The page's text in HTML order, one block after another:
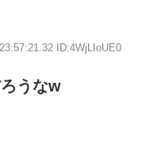
ID:4WjLIoUE0
うなw